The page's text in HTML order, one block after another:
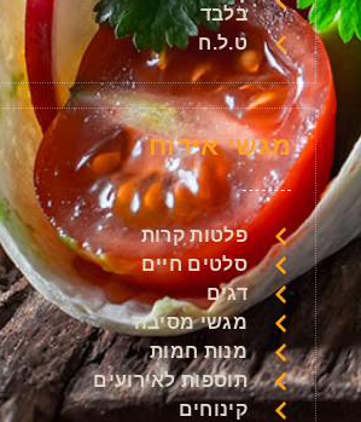
מגשי אירוח
פלטות קרות
סלטים חיים
דגים
מגשי מסיבה
מנות חמות
תוספות לאירועים
קינוחים
בלבד
ט.ל.ח